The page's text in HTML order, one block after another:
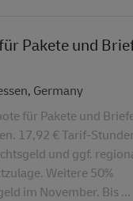
Pakete und
Germany
für Pakete und
17,92 € Tarif-
und ggf.
Weitere 50%
im November. Bis ...